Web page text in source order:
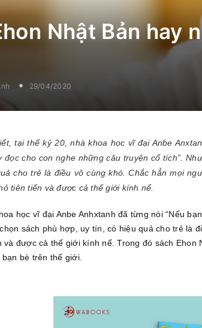
Nhật Bản hay
29/04/2020
tại thế kỷ 20, nhà khoa học vĩ đại Anbe
đọc cho con nghe những câu truyện cổ tích”.
cho trẻ là điều vô cùng khó. Chắc hẳn mọi
tiên tiến và được cả thế giới kính nể.
học vĩ đại Anbe Anhxtanh đã từng nói “Nếu
sách phù hợp, uy tín, có hiệu quả cho trẻ là
và được cả thế giới kính nể. Trong đó sách
bè trên thế giới.